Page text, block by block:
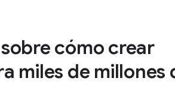
cómo crear
miles de millones